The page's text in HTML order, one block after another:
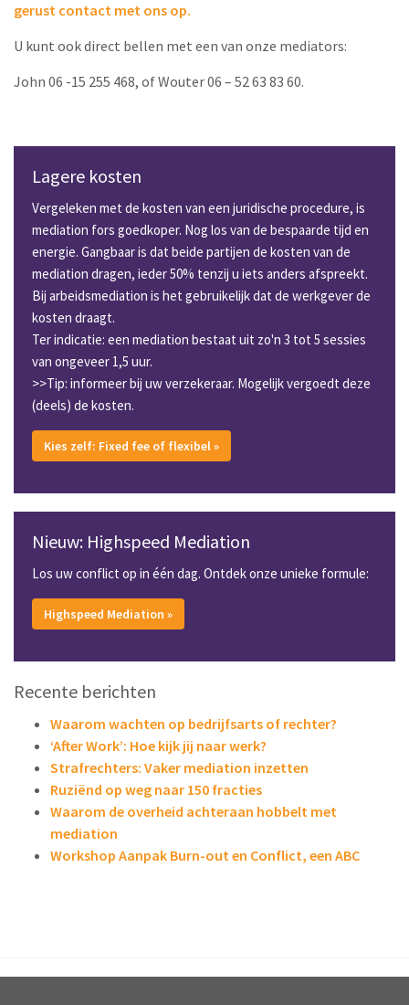
gerust contact met ons op.
U kunt ook direct bellen met een van onze mediators:
John 06 -15 255 468, of Wouter 06 – 52 63 83 60.
Lagere kosten
Vergeleken met de kosten van een juridische procedure, is
mediation fors goedkoper. Nog los van de bespaarde tijd en
energie. Gangbaar is dat beide partijen de kosten van de
mediation dragen, ieder 50% tenzij u iets anders afspreekt.
Bij arbeidsmediation is het gebruikelijk dat de werkgever de
kosten draagt.
Ter indicatie: een mediation bestaat uit zo'n 3 tot 5 sessies
van ongeveer 1,5 uur.
>>Tip: informeer bij uw verzekeraar. Mogelijk vergoedt deze
(deels) de kosten.
Kies zelf: Fixed fee of flexibel »
Nieuw: Highspeed Mediation
Los uw conflict op in één dag. Ontdek onze unieke formule:
Highspeed Mediation »
Recente berichten
Waarom wachten op bedrijfsarts of rechter?
‘After Work’: Hoe kijk jij naar werk?
Strafrechters: Vaker mediation inzetten
Ruziënd op weg naar 150 fracties
Waarom de overheid achteraan hobbelt met
mediation
Workshop Aanpak Burn-out en Conflict, een ABC